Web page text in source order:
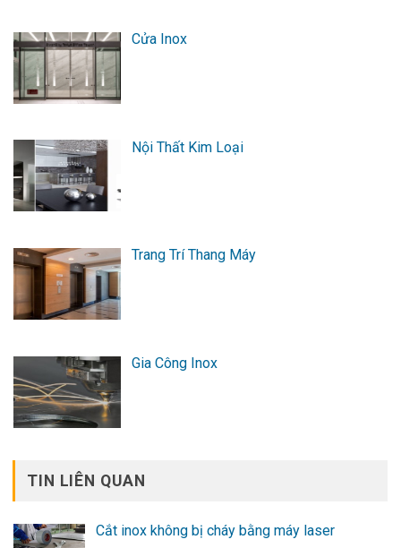
Cửa Inox
Nội Thất Kim Loại
Trang Trí Thang Máy
Gia Công Inox
TIN LIÊN QUAN
Cắt inox không bị cháy bằng máy laser